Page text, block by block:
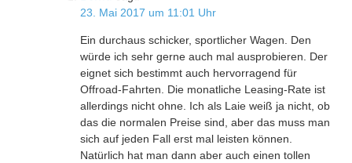
23. Mai 2017 um 11:01 Uhr
Ein durchaus schicker, sportlicher Wagen. Den
würde ich sehr gerne auch mal ausprobieren. Der
eignet sich bestimmt auch hervorragend für
Offroad-Fahrten. Die monatliche Leasing-Rate ist
allerdings nicht ohne. Ich als Laie weiß ja nicht, ob
das die normalen Preise sind, aber das muss man
sich auf jeden Fall erst mal leisten können.
Natürlich hat man dann aber auch einen tollen